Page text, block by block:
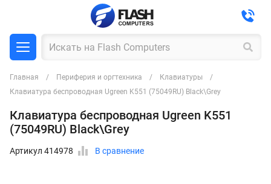
Главная Периферия и оргтехника
Клавиатуры
Клавиатура беспроводная Ugreen K551 (75049RU) Black\Grey
Клавиатура беспроводная Ugreen K551
(75049RU) Black\Grey
Артикул 414978 В сравнение